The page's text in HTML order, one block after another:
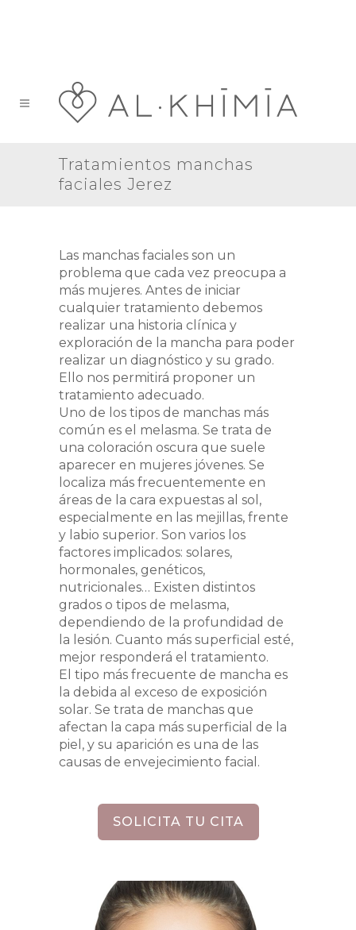
Tratamientos manchas
faciales Jerez
Las manchas faciales son un
problema que cada vez preocupa a
más mujeres. Antes de iniciar
cualquier tratamiento debemos
realizar una historia clínica y
exploración de la mancha para poder
realizar un diagnóstico y su grado.
Ello nos permitirá proponer un
tratamiento adecuado.
Uno de los tipos de manchas más
común es el melasma. Se trata de
una coloración oscura que suele
aparecer en mujeres jóvenes. Se
localiza más frecuentemente en
áreas de la cara expuestas al sol,
especialmente en las mejillas, frente
y labio superior. Son varios los
factores implicados: solares,
hormonales, genéticos,
nutricionales… Existen distintos
grados o tipos de melasma,
dependiendo de la profundidad de
la lesión. Cuanto más superficial esté,
mejor responderá el tratamiento.
El tipo más frecuente de mancha es
la debida al exceso de exposición
solar. Se trata de manchas que
afectan la capa más superficial de la
piel, y su aparición es una de las
causas de envejecimiento facial.
SOLICITA TU CITA